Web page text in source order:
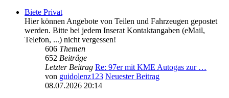
Biete Privat
Hier können Angebote von Teilen und Fahrzeugen gepostet
werden. Bitte bei jedem Inserat Kontaktangaben (eMail,
Telefon, ...) nicht vergessen!
606 Themen
652 Beiträge
Letzter Beitrag Re: 97er mit KME Autogas zur …
von guidolenz123 Neuester Beitrag
08.07.2026 20:14